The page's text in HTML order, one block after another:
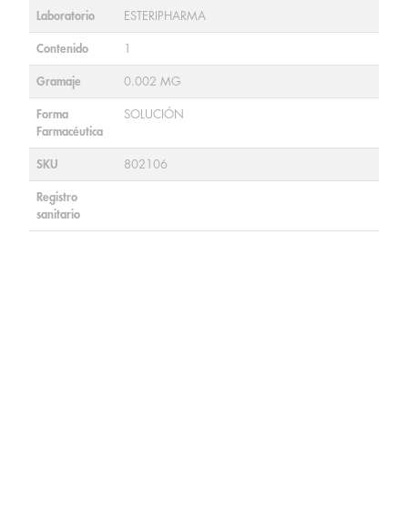
Laboratorio ESTERIPHARMA
Contenido 1
Gramaje 0.002 MG
Forma
Farmacéutica
SOLUCIÓN
SKU 802106
Registro
sanitario